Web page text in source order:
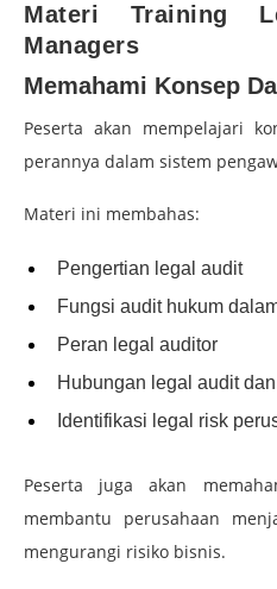
Materi Training
Managers
Memahami Konsep
Peserta akan mempelajari
perannya dalam sistem
Materi ini membahas:
Pengertian legal audit
Fungsi audit hukum
Peran legal auditor
Hubungan legal audit
Identifikasi legal risk
Peserta juga akan
membantu perusahaan
mengurangi risiko bisnis.